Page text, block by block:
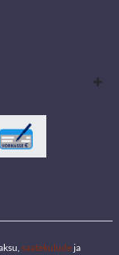
saatekulude ja